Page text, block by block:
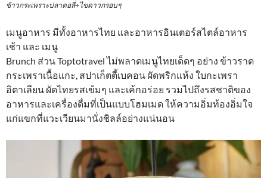
ข้าวกระเพราะปลาดอลี่+ไขดาวกรอบๆ
เมนูอาหาร มีทั้งอาหารไทย และอาหารอินเตอร์สไตล์อาหาร
เช้า และ เมนู
Brunch ส่วน Toptotravel ไม่พลาดเมนูไทยเด็ดๆ อย่าง ข้าวราด
กระเพราเนื้อแกะ, สปาเก็ตตี้เบคอน ผัดพริกแห้ง ใบกะเพรา
อิตาเลียน ผัดไทยรสเข้มๆ และเค้กอร่อย รวมไปถึงรสชาติของ
อาหารและเครื่องดื่มที่เป็นแบบโฮมเมด ให้ความอิ่มท้องอิ่มใจ
แก่แขกที่แวะเวียนมานั่งชิลล์อย่างแน่นอน